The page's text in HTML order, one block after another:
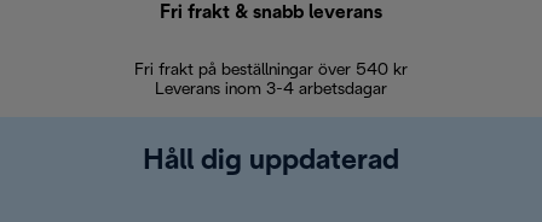
Fri frakt & snabb leverans
Fri frakt på beställningar över 540 kr
Leverans inom 3-4 arbetsdagar
Håll dig uppdaterad